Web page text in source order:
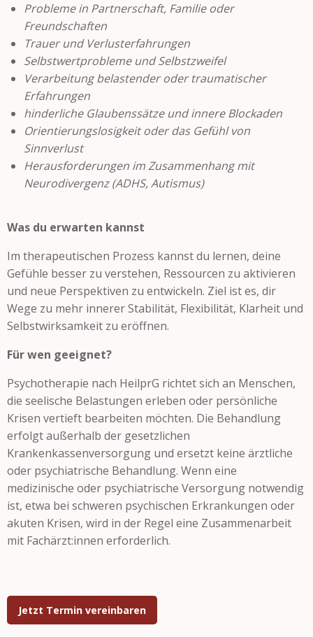
Probleme in Partnerschaft, Familie oder
Freundschaften
Trauer und Verlusterfahrungen
Selbstwertprobleme und Selbstzweifel
Verarbeitung belastender oder traumatischer
Erfahrungen
hinderliche Glaubenssätze und innere Blockaden
Orientierungslosigkeit oder das Gefühl von
Sinnverlust
Herausforderungen im Zusammenhang mit
Neurodivergenz (ADHS, Autismus)
Was du erwarten kannst
Im therapeutischen Prozess kannst du lernen, deine
Gefühle besser zu verstehen, Ressourcen zu aktivieren
und neue Perspektiven zu entwickeln. Ziel ist es, dir
Wege zu mehr innerer Stabilität, Flexibilität, Klarheit und
Selbstwirksamkeit zu eröffnen.
Für wen geeignet?
Psychotherapie nach HeilprG richtet sich an Menschen,
die seelische Belastungen erleben oder persönliche
Krisen vertieft bearbeiten möchten. Die Behandlung
erfolgt außerhalb der gesetzlichen
Krankenkassenversorgung und ersetzt keine ärztliche
oder psychiatrische Behandlung. Wenn eine
medizinische oder psychiatrische Versorgung notwendig
ist, etwa bei schweren psychischen Erkrankungen oder
akuten Krisen, wird in der Regel eine Zusammenarbeit
mit Fachärzt:innen erforderlich.
Jetzt Termin vereinbaren